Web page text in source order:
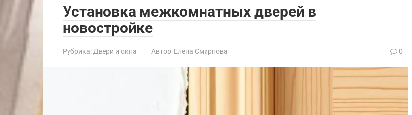
Установка межкомнатных дверей в
новостройке
Рубрика: Двери и окна Автор: Елена Смирнова 0